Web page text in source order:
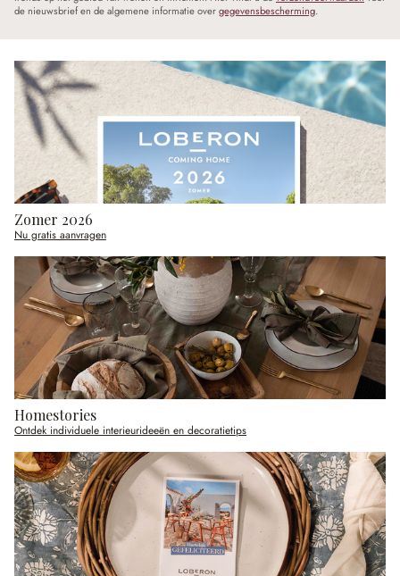
de nieuwsbrief en de algemene informatie overgegevensbescherming.
Zomer 2026
Nu gratis aanvragen
Homestories
Ontdek individuele interieurideeën en decoratietips